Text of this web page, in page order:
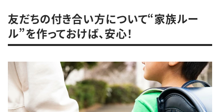
友だちの付き合い方について“家族ルー
ル”を作っておけば、安心！